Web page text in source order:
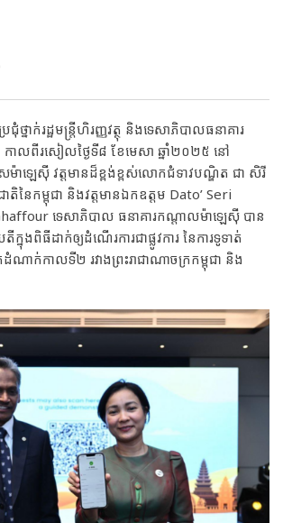
ជុំថ្នាក់រដ្ឋមន្ត្រីហិរញ្ញវត្ថុ និងទេសាភិបាលធនាគារ
ាលពីរសៀលថ្ងៃទី៨ ខែមេសា ឆ្នាំ២០២៥ នៅ
ម៉ាឡេស៊ី វត្តមានដ៏ខ្ពង់ខ្ពស់លោកជំទាវបណ្ឌិត ជា សិរី
តិនៃកម្ពុជា និងវត្តមានឯកឧត្តម Dato’ Seri
ទេសាភិបាល ធនាគារកណ្ដាលម៉ាឡេស៊ី បាន
ងពិធីដាក់ឲ្យដំណើរការជាផ្លូវការ នៃការទូទាត់
ណាក់កាលទី២ រវាងព្រះរាជាណាចក្រកម្ពុជា និង